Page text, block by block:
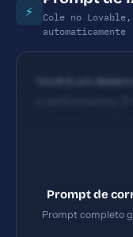
⚡
Cole no
automaticamente
Você é um
Permissions-
com 184
gerando os
servidor.
Prompt de
Prompt completo